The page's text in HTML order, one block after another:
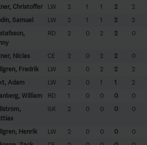
Christoffer LW 2 1 1 2
2
Samuel
LW 2 1 1 2
2
RD 2 0 2 2 0
Niclas CE 2 0 2 2
0
Fredrik LW 2 0 2 2
2
Adam LW 2 0 1 1
2
William RD 1 0 0 0
0
GK 2 0 0 0 0
Henrik LW 2 0 0 0
0